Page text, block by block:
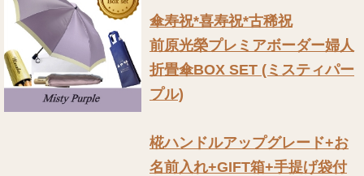
傘寿祝*喜寿祝*古稀祝
前原光榮プレミアボーダー婦人
折畳傘BOX SET (ミスティパー
プル)
椛ハンドルアップグレード+お
名前入れ+GIFT箱+手提げ袋付